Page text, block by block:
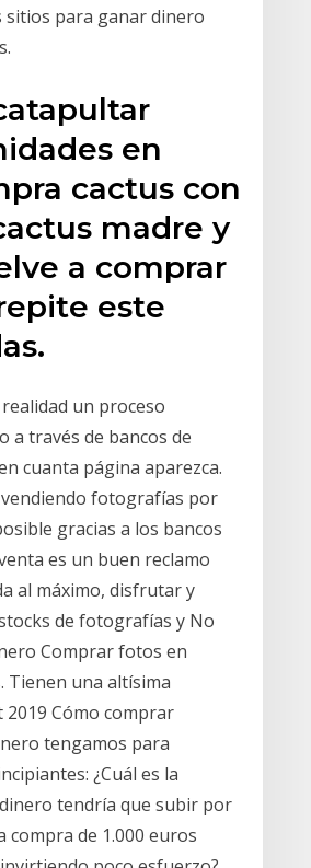
para ganar dinero
en
cactus con
madre y
a comprar
este
un proceso
a través de bancos de
cuanta página aparezca.
vendiendo fotografías por
gracias a los bancos
es un buen reclamo
al máximo, disfrutar y
de fotografías y No
Comprar fotos en
Tienen una altísima
2019 Cómo comprar
tengamos para
¿Cuál es la
tendría que subir por
compra de 1.000 euros